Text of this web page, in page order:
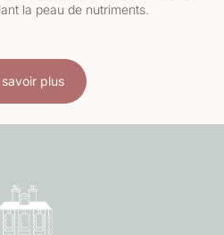
la peau de nutriments.
savoir plus